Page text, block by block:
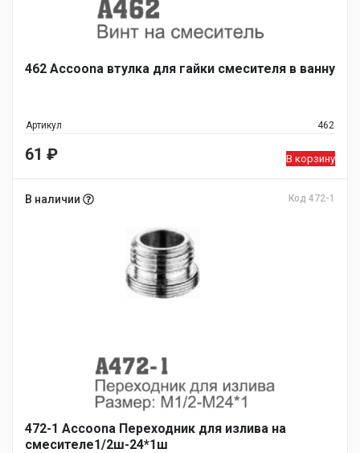
462 Accoona втулка для гайки смесителя в ванну
Артикул 462
61 ₽ В корзину
В наличии Код 472-1
472-1 Accoona Переходник для излива на
смесителе1/2ш-24*1ш